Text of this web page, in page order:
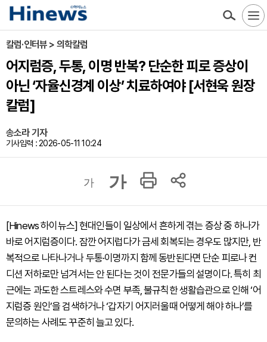
칼럼·인터뷰 > 의학칼럼
어지럼증, 두통, 이명 반복? 단순한 피로 증상이
아닌 ‘자율신경계 이상’ 치료하여야 [서현욱 원장
칼럼]
송소라 기자
기사입력 : 2026-05-11 10:24
가 가
[Hinews 하이뉴스] 현대인들이 일상에서 흔하게 겪는 증상 중 하나가
바로 어지럼증이다. 잠깐 어지럽다가 금세 회복되는 경우도 많지만, 반
복적으로 나타나거나 두통·이명까지 함께 동반된다면 단순 피로나 컨
디션 저하로만 넘겨서는 안 된다는 것이 전문가들의 설명이다. 특히 최
근에는 과도한 스트레스와 수면 부족, 불규칙한 생활습관으로 인해 ‘어
지럼증 원인’을 검색하거나 ‘갑자기 어지러울때 어떻게 해야 하나’를
문의하는 사례도 꾸준히 늘고 있다.